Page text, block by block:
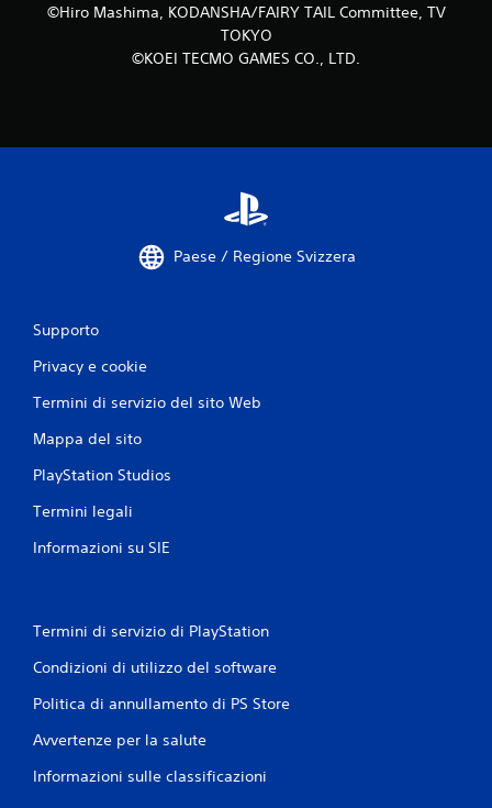
u
z
©Hiro Mashima, KODANSHA/FAIRY TAIL Committee, TV
TOKYO
©KOEI TECMO GAMES CO., LTD.
Paese / Regione Svizzera
Supporto
Privacy e cookie
Termini di servizio del sito Web
Mappa del sito
PlayStation Studios
Termini legali
Informazioni su SIE
Termini di servizio di PlayStation
Condizioni di utilizzo del software
Politica di annullamento di PS Store
Avvertenze per la salute
Informazioni sulle classificazioni